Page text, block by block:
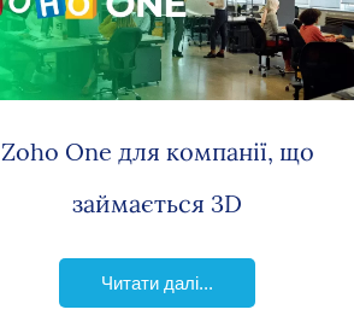
Zoho One для компанії, що
займається 3D
Читати далі...